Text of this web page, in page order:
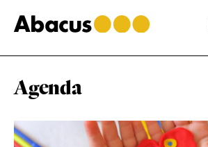
to
main
to
primary
to
footer
Agenda